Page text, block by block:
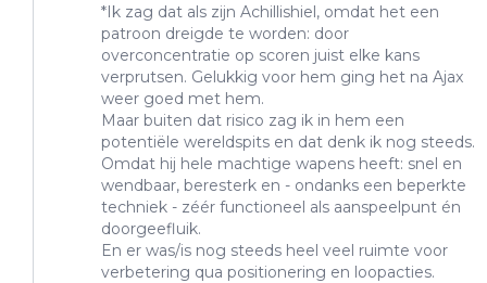
*Ik zag dat als zijn Achillishiel, omdat het een
patroon dreigde te worden: door
overconcentratie op scoren juist elke kans
verprutsen. Gelukkig voor hem ging het na Ajax
weer goed met hem.
Maar buiten dat risico zag ik in hem een
potentiële wereldspits en dat denk ik nog steeds.
Omdat hij hele machtige wapens heeft: snel en
wendbaar, beresterk en - ondanks een beperkte
techniek - zéér functioneel als aanspeelpunt én
doorgeefluik.
En er was/is nog steeds heel veel ruimte voor
verbetering qua positionering en loopacties.